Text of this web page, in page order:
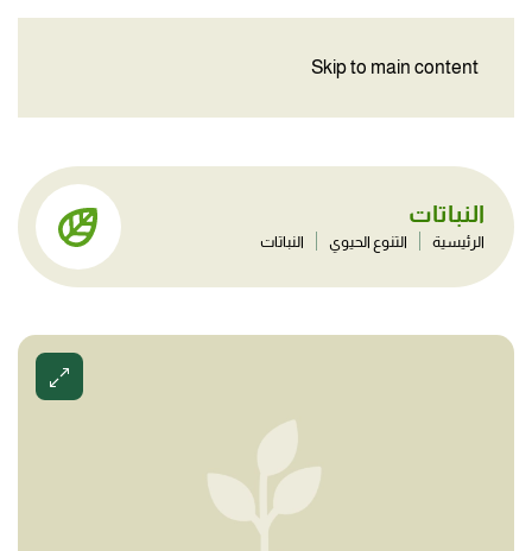
Skip to main content
النباتات
الرئيسية التنوع الحيوي النباتات